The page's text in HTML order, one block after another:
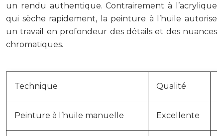
un rendu authentique. Contrairement à l’acrylique
qui sèche rapidement, la peinture à l’huile autorise
un travail en profondeur des détails et des nuances
chromatiques.
Technique Qualité
Peinture à l’huile manuelle Excellente